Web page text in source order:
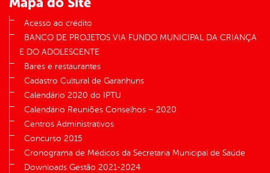
Acesso ao crédito
BANCO DE PROJETOS VIA FUNDO MUNICIPAL DA CRIANÇA
E DO ADOLESCENTE
Bares e restaurantes
Cadastro Cultural de Garanhuns
Calendário 2020 do IPTU
Calendário Reuniões Conselhos – 2020
Centros Administrativos
Concurso 2015
Cronograma de Médicos da Secretaria Municipal de Saúde
Downloads Gestão 2021-2024